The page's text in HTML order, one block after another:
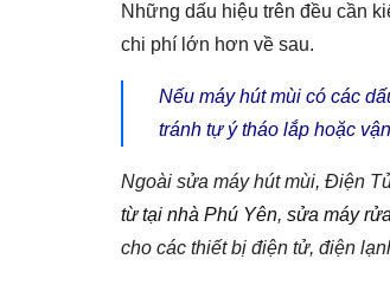
Những dấu hiệu trên đều cần
chi phí lớn hơn về sau.
Nếu máy hút mùi có các
tránh tự ý tháo lắp hoặc
Ngoài sửa máy hút mùi, Điện
từ tại nhà Phú Yên, sửa máy
cho các thiết bị điện tử, điện